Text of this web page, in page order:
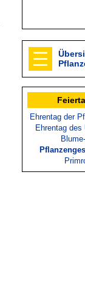
Ehrentag der
Ehrentag des